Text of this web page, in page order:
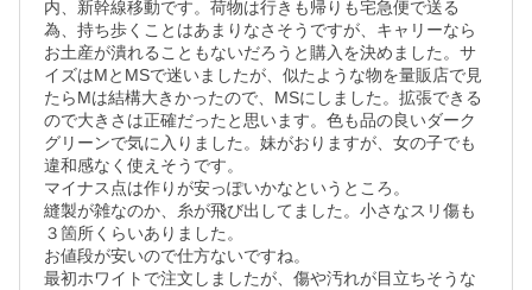
内、新幹線移動です。荷物は行きも帰りも宅急便で送る
為、持ち歩くことはあまりなさそうですが、キャリーなら
お土産が潰れることもないだろうと購入を決めました。サ
イズはMとMSで迷いましたが、似たような物を量販店で見
たらMは結構大きかったので、MSにしました。拡張できる
ので大きさは正確だったと思います。色も品の良いダーク
グリーンで気に入りました。妹がおりますが、女の子でも
違和感なく使えそうです。
マイナス点は作りが安っぽいかなというところ。
縫製が雑なのか、糸が飛び出してました。小さなスリ傷も
３箇所くらいありました。
お値段が安いので仕方ないですね。
最初ホワイトで注文しましたが、傷や汚れが目立ちそうな